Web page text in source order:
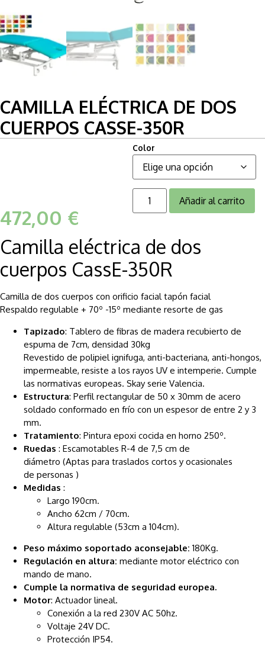
CAMILLA ELÉCTRICA DE DOS
CUERPOS CASSE-350R
472,00 €
Color
Añadir al carrito
Camilla eléctrica de dos
cuerpos CassE-350R
Camilla de dos cuerpos con orificio facial tapón facial
Respaldo regulable + 70º -15º mediante resorte de gas
Tapizado: Tablero de fibras de madera recubierto de
espuma de 7cm, densidad 30kg
Revestido de polipiel ignifuga, anti-bacteriana, anti-hongos,
impermeable, resiste a los rayos UV e intemperie. Cumple
las normativas europeas. Skay serie Valencia.
Estructura: Perfil rectangular de 50 x 30mm de acero
soldado conformado en frío con un espesor de entre 2 y 3
mm.
Tratamiento: Pintura epoxi cocida en horno 250º.
Ruedas : Escamotables R-4 de 7,5 cm de
diámetro (Aptas para traslados cortos y ocasionales
de personas )
Medidas :
Largo 190cm.
Ancho 62cm / 70cm.
Altura regulable (53cm a 104cm).
Peso máximo soportado aconsejable: 180Kg.
Regulación en altura: mediante motor eléctrico con
mando de mano.
Cumple la normativa de seguridad europea.
Motor: Actuador lineal.
Conexión a la red 230V AC 50hz.
Voltaje 24V DC.
Protección IP54.